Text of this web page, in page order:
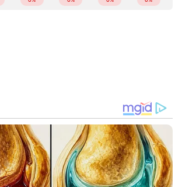
രാവിലെ ദില്ലിയിലെ രാഹുൽ
നീണ്ടു നിന്നു. ലീഗ്
വിളിച്ചതായും സൂചന.